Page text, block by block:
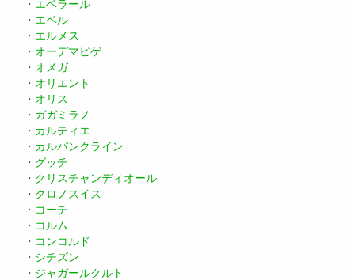
・ エベラール
・ エベル
・ エルメス
・ オーデマピゲ
・ オメガ
・ オリエント
・ オリス
・ ガガミラノ
・ カルティエ
・ カルバンクライン
・ グッチ
・ クリスチャンディオール
・ クロノスイス
・ コーチ
・ コルム
・ コンコルド
・ シチズン
・ ジャガールクルト